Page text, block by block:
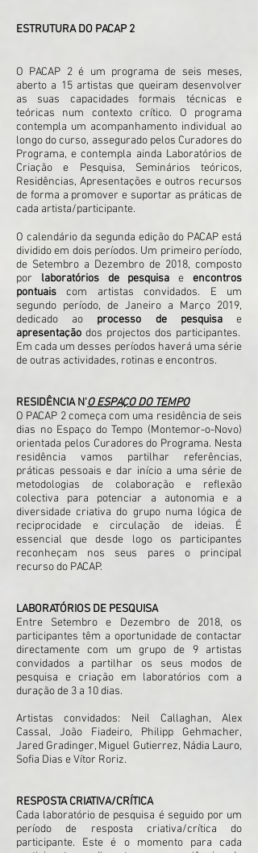
ESTRUTURA DO PACAP 2
O PACAP 2 é um programa de seis meses,
aberto a 15 artistas que queiram desenvolver
as suas capacidades formais técnicas e
teóricas num contexto crítico. O programa
contempla um acompanhamento individual ao
longo do curso, assegurado pelos Curadores do
Programa, e contempla ainda Laboratórios de
Criação e Pesquisa, Seminários teóricos,
Residências, Apresentações e outros recursos
de forma a promover e suportar as práticas de
cada artista/participante.
O calendário da segunda edição do PACAP está
dividido em dois períodos. Um primeiro período,
de Setembro a Dezembro de 2018, composto
por laboratórios de pesquisa eencontros
pontuaiscom artistas convidados. E um
segundo período, de Janeiro a Março 2019,
dedicado ao processo de pesquisae
apresentação dos projectos dos participantes.
Em cada um desses períodos haverá uma série
de outras actividades, rotinas e encontros.
RESIDÊNCIA N'O ESPAÇO DO TEMPO
O PACAP 2 começa com uma residência de seis
dias no Espaço do Tempo (Montemor-o-Novo)
orientada pelos Curadores do Programa. Nesta
residência vamos partilhar referências,
práticas pessoais e dar início a uma série de
metodologias de colaboração e reflexão
colectiva para potenciar a autonomia e a
diversidade criativa do grupo numa lógica de
reciprocidade e circulação de ideias. É
essencial que desde logo os participantes
reconheçam nos seus pares o principal
recurso do PACAP.
LABORATÓRIOS DE PESQUISA
Entre Setembro e Dezembro de 2018, os
participantes têm a oportunidade de contactar
directamente com um grupo de 9 artistas
convidados a partilhar os seus modos de
pesquisa e criação em laboratórios com a
duração de 3 a 10 dias.
Artistas convidados: Neil Callaghan, Alex
Cassal, João Fiadeiro, Philipp Gehmacher,
Jared Gradinger, Miguel Gutierrez, Nádia Lauro,
Sofia Dias e Vítor Roriz.
RESPOSTA CRIATIVA/CRÍTICA
Cada laboratório de pesquisa é seguido por um
período de resposta criativa/crítica do
participante. Este é o momento para cada